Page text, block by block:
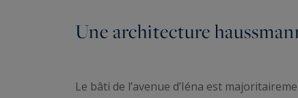
Une architecture
Le bâti de l’avenue d’Iéna est